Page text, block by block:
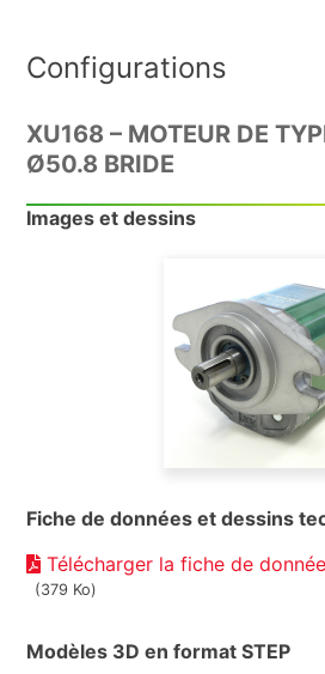
Configurations
XU168 – MOTEUR DE
Ø50.8 BRIDE
Images et dessins
Fiche de données et dessins
Télécharger la fiche de
(379 Ko)
Modèles 3D en format STEP